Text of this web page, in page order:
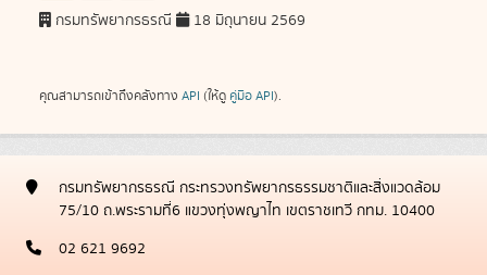
กรมทรัพยากรธรณี 18 มิถุนายน 2569
คุณสามารถเข้าถึงคลังทาง API (ให้ดู คู่มือ API).
กรมทรัพยากรธรณี กระทรวงทรัพยากรธรรมชาติและสิ่งแวดล้อม
75/10 ถ.พระรามที่6 แขวงทุ่งพญาไท เขตราชเทวี กทม. 10400
02 621 9692